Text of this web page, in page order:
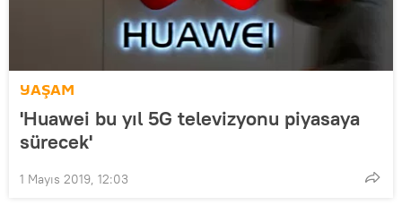
YAŞAM
'Huawei bu yıl 5G televizyonu piyasaya
sürecek'
1 Mayıs 2019, 12:03